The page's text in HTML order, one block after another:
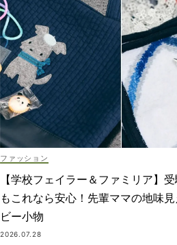
ファッション
【学校フェイラー＆ファミリア】
もこれなら安心！先輩ママの地味
ビー小物
2026.07.28